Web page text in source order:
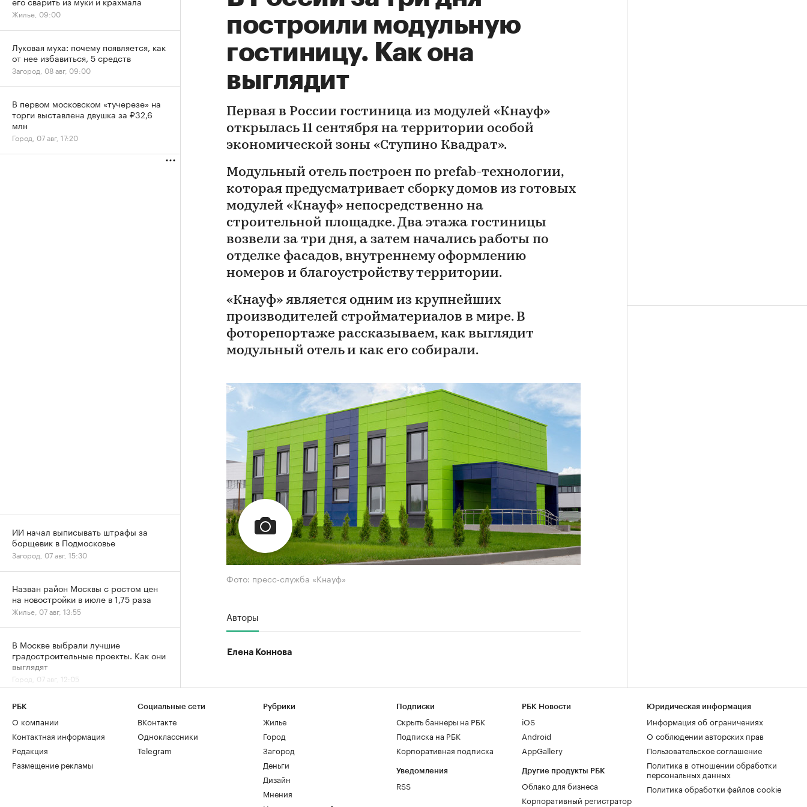
построили модульную
гостиницу. Как она
выглядит
Первая в России гостиница из модулей «Кнауф»
открылась 11 сентября на территории особой
экономической зоны «Ступино Квадрат».
Модульный отель построен по prefab-технологии,
которая предусматривает сборку домов из готовых
модулей «Кнауф» непосредственно на
строительной площадке. Два этажа гостиницы
возвели за три дня, а затем начались работы по
отделке фасадов, внутреннему оформлению
номеров и благоустройству территории.
«Кнауф» является одним из крупнейших
производителей стройматериалов в мире. В
фоторепортаже рассказываем, как выглядит
модульный отель и как его собирали.
Фото: пресс-служба «Кнауф»
Авторы
Елена Коннова
Жилье, 09:00
Луковая муха: почему появляется, как
от нее избавиться, 5 средств
Загород, 08 авг, 09:00
В первом московском «тучерезе» на
торги выставлена двушка за ₽32,6
млн
Город, 07 авг, 17:20
ИИ начал выписывать штрафы за
борщевик в Подмосковье
Загород, 07 авг, 15:30
Назван район Москвы с ростом цен
на новостройки в июле в 1,75 раза
Жилье, 07 авг, 13:55
В Москве выбрали лучшие
градостроительные проекты. Как они
выглядят
Город, 07 авг, 12:05
Архитекторы и студенты создали
плакаты ко Дню строителя. Лучшие
работы
Отрасль, 07 авг, 11:36
РБК
О компании
Контактная информация
Редакция
Размещение рекламы
Социальные сети
ВКонтакте
Одноклассники
Telegram
Рубрики
Жилье
Город
Загород
Деньги
Дизайн
Мнения
Подписки
Скрыть баннеры на РБК
Подписка на РБК
Корпоративная подписка
Уведомления
RSS
РБК Новости
iOS
Android
AppGallery
Другие продукты РБК
Облако для бизнеса
Корпоративный регистратор
Юридическая информация
Информация об ограничениях
О соблюдении авторских прав
Пользовательское соглашение
Политика в отношении обработки
персональных данных
Политика обработки файлов cookie